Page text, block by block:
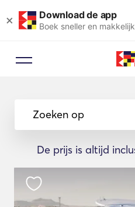
× Download de app
Boek sneller en
Zoeken op
De prijs is altijd